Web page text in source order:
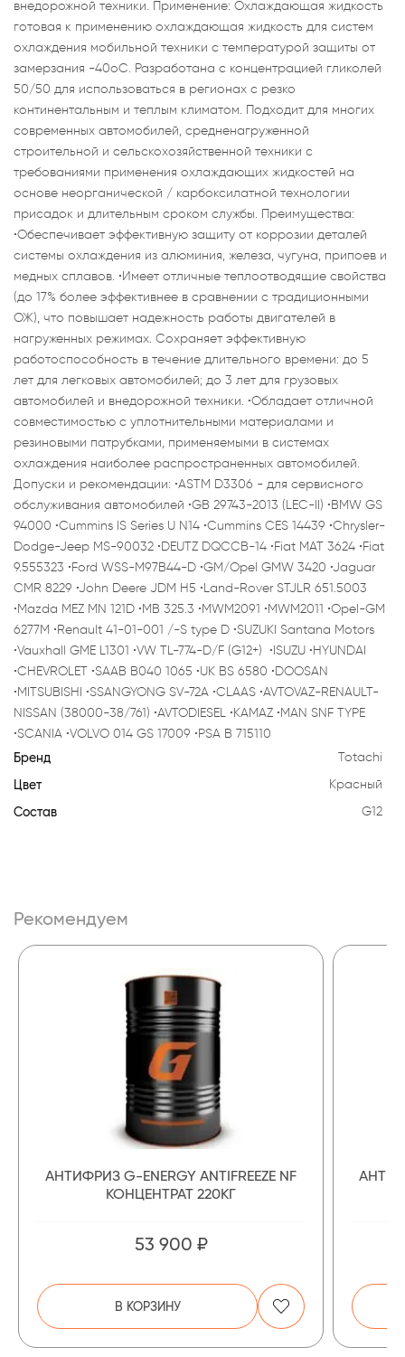
внедорожной техники. Применение: Охлаждающая жидкость
готовая к применению охлаждающая жидкость для систем
охлаждения мобильной техники с температурой защиты от
замерзания -40оС. Разработана с концентрацией гликолей
50/50 для использоваться в регионах с резко
континентальным и теплым климатом. Подходит для многих
современных автомобилей, средненагруженной
строительной и сельскохозяйственной техники с
требованиями применения охлаждающих жидкостей на
основе неорганической / карбоксилатной технологии
присадок и длительным сроком службы. Преимущества:
•Обеспечивает эффективную защиту от коррозии деталей
системы охлаждения из алюминия, железа, чугуна, припоев и
медных сплавов. •Имеет отличные теплоотводящие свойства
(до 17% более эффективнее в сравнении с традиционными
ОЖ), что повышает надежность работы двигателей в
нагруженных режимах. Сохраняет эффективную
работоспособность в течение длительного времени: до 5
лет для легковых автомобилей; до 3 лет для грузовых
автомобилей и внедорожной техники. •Обладает отличной
совместимостью с уплотнительными материалами и
резиновыми патрубками, применяемыми в системах
охлаждения наиболее распространенных автомобилей.
Допуски и рекомендации: •ASTM D3306 - для сервисного
обслуживания автомобилей •GB 29743-2013 (LEC-II) •BMW GS
94000 •Cummins IS Series U N14 •Cummins CES 14439 •Chrysler-
Dodge-Jeep MS-90032 •DEUTZ DQCCB-14 •Fiat MAT 3624 •Fiat
9.555323 •Ford WSS-M97B44-D •GM/Opel GMW 3420 •Jaguar
CMR 8229 •John Deere JDM H5 •Land-Rover STJLR 651.5003
•Mazda MEZ MN 121D •MB 325.3 •MWM2091 •MWM2011 •Opel-GM
6277M •Renault 41-01-001 /-S type D •SUZUKI Santana Motors
•Vauxhall GME L1301 •VW TL-774-D/F (G12+) •ISUZU •HYUNDAI
•CHEVROLET •SAAB B040 1065 •UK BS 6580 •DOOSAN
•MITSUBISHI •SSANGYONG SV-72A •CLAAS •AVTOVAZ-RENAULT-
NISSAN (38000-38/761) •AVTODIESEL •KAMAZ •MAN SNF TYPE
•SCANIA •VOLVO 014 GS 17009 •PSA B 715110
Бренд Totachi
Цвет Красный
Состав G12
Рекомендуем
АНТИФРИЗ G-ENERGY ANTIFREEZE NF
КОНЦЕНТРАТ 220КГ
53 900 ₽
В КОРЗИНУ